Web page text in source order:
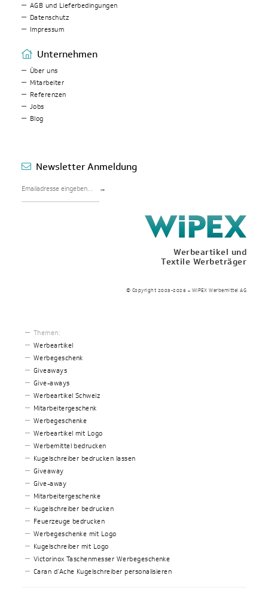
AGB und Lieferbedingungen
Datenschutz
Impressum
Unternehmen
Über uns
Mitarbeiter
Referenzen
Jobs
Blog
Newsletter Anmeldung
→
Werbeartikel und
Textile Werbeträger
© Copyright 2003-2026 – WIPEX Werbemittel AG
Themen:
Werbeartikel
Werbegeschenk
Giveaways
Give-aways
Werbeartikel Schweiz
Mitarbeitergeschenk
Werbegeschenke
Werbeartikel mit Logo
Werbemittel bedrucken
Kugelschreiber bedrucken lassen
Giveaway
Give-away
Mitarbeitergeschenke
Kugelschreiber bedrucken
Feuerzeuge bedrucken
Werbegeschenke mit Logo
Kugelschreiber mit Logo
Victorinox Taschenmesser Werbegeschenke
Caran d’Ache Kugelschreiber personalisieren